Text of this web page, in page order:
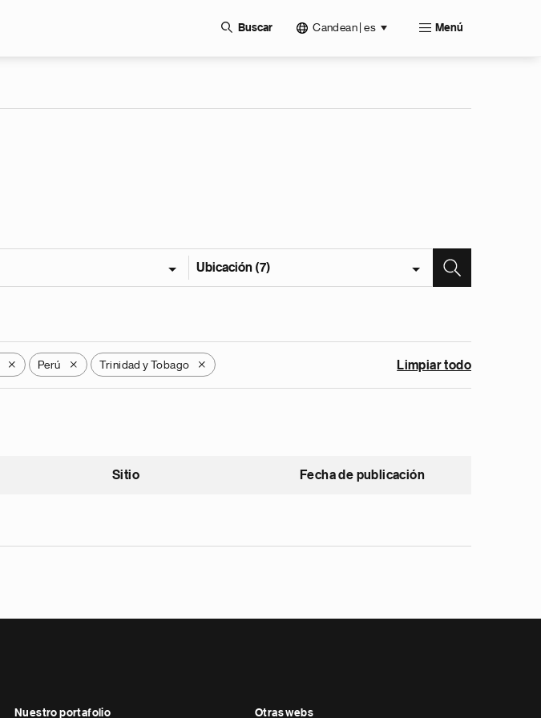
Buscar Candean | es Menú
Ubicación (7)
X Perú X Trinidad y Tobago X Limpiar todo
Sitio Fecha de publicación
Nuestro portafolio Otras webs